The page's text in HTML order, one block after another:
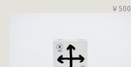
￥500